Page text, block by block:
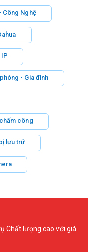
Công Nghệ
- Gia đình
công
lưu trữ
Chất lượng cao với giá